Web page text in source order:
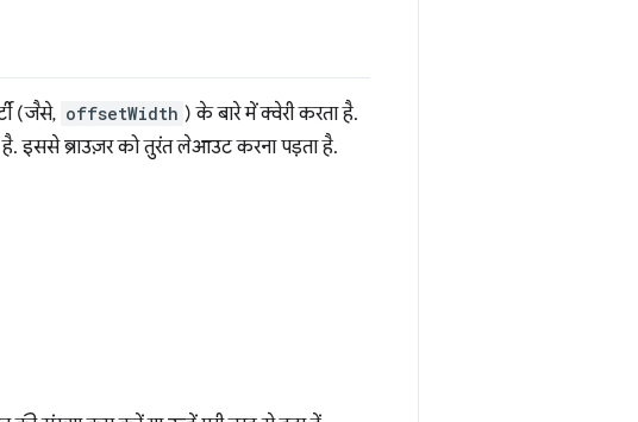
(जैसे, offsetWidth ) के बारे में क्वेरी करता है.
इससे ब्राउज़र को तुरंत लेआउट करना पड़ता है.